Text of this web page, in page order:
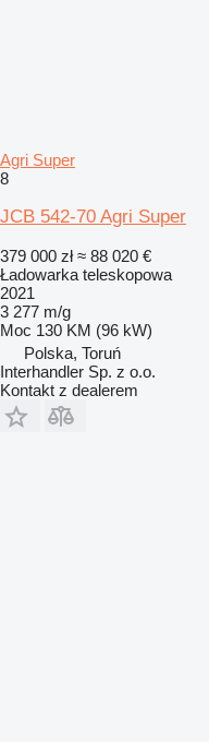
Agri Super
8
JCB 542-70 Agri Super
379 000 zł ≈ 88 020 €
Ładowarka teleskopowa
2021
3 277 m/g
Moc 130 KM (96 kW)
Polska, Toruń
Interhandler Sp. z o.o.
Kontakt z dealerem